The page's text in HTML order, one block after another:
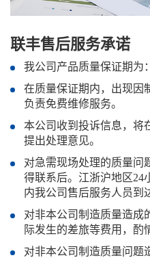
联丰售后服务承诺
我公司产品质量保证期为
在质量保证期内，出现因
负责免费维修服务。
本公司收到投诉信息，将
提出处理意见。
对急需现场处理的质量问
得联系后。江浙沪地区24
内我公司售后服务人员到
对非本公司制造质量造成
际发生的差旅等费用，酌
对非本公司制造质量问题